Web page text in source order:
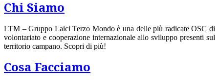
Chi Siamo
LTM – Gruppo Laici Terzo Mondo è una delle più radicate OSC di
volontariato e cooperazione internazionale allo sviluppo presenti sul
territorio campano. Scopri di più!
Cosa Facciamo